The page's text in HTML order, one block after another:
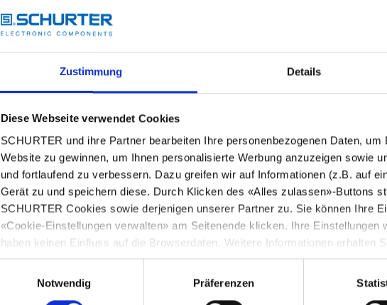
Zustimmung Details
Diese Webseite verwendet Cookies
SCHURTER und ihre Partner bearbeiten Ihre personenbezogenen Daten,
Website zu gewinnen, um Ihnen personalisierte Werbung anzuzeigen sowie
und fortlaufend zu verbessern. Dazu greifen wir auf Informationen (z.B. auf
Gerät zu und speichern diese. Durch Klicken des «Alles zulassen»-Buttons
SCHURTER Cookies sowie derjenigen unserer Partner zu. Sie können Ihre
«Cookie-Einstellungen verwalten» am Seitenende klicken. Ihre Einstellungen
haben keinen Einfluss auf die Browserdaten. Weitere Informationen erhalten
Notwendig
Präferenzen